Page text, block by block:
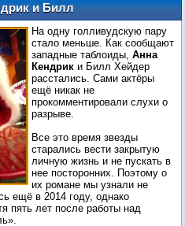
и Билл
На одну голливудскую пару
стало меньше. Как сообщают
западные таблоиды, Анна
Кендрик и Билл Хейдер
расстались. Сами актёры
ещё никак не
прокомментировали слухи о
разрыве.
Все это время звезды
старались вести закрытую
личную жизнь и не пускать в
нее посторонних. Поэтому о
их романе мы узнали не
ещё в 2014 году, однако
пять лет после работы над